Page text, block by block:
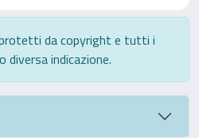
da copyright e tutti i
indicazione.